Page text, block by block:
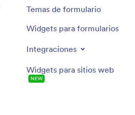
Temas de formulario
Widgets para formularios
Integraciones
Widgets para sitios web
NEW